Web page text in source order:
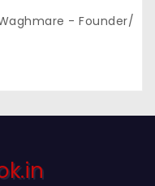
- Founder/